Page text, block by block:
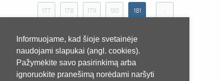
Informuojame, kad šioje svetainėje
naudojami slapukai (angl. cookies).
Pažymėkite savo pasirinkimą arba
ignoruokite pranešimą norėdami naršyti
177 178 179 180 181 ›